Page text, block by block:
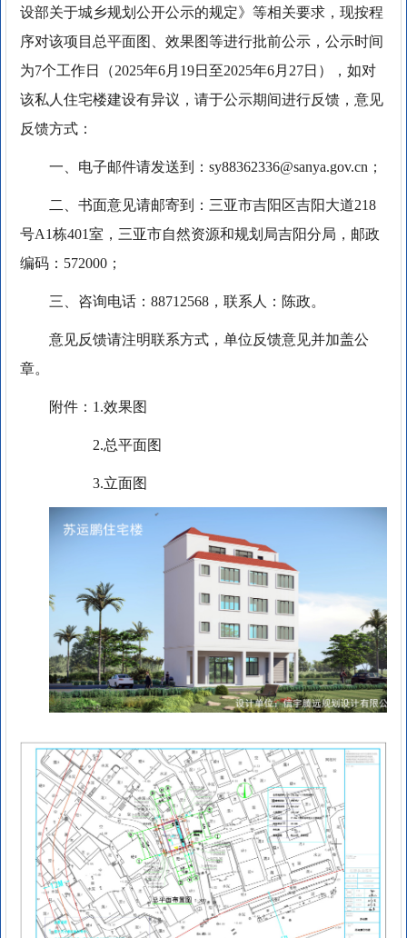
设部关于城乡规划公开公示的规定》等相关要求，现按程
序对该项目总平面图、效果图等进行批前公示，公示时间
为7个工作日（2025年6月19日至2025年6月27日），如对
该私人住宅楼建设有异议，请于公示期间进行反馈，意见
反馈方式：
一、电子邮件请发送到：sy88362336@sanya.gov.cn；
二、书面意见请邮寄到：三亚市吉阳区吉阳大道218
号A1栋401室，三亚市自然资源和规划局吉阳分局，邮政
编码：572000；
三、咨询电话：88712568，联系人：陈政。
意见反馈请注明联系方式，单位反馈意见并加盖公
章。
附件：1.效果图
2.总平面图
3.立面图